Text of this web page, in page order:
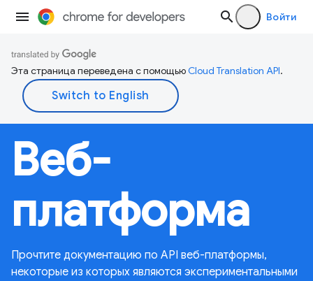
Войти
Эта страница переведена с помощьюCloud Translation API.
Веб-
платформа
Прочтите документацию по API веб-платформы,
некоторые из которых являются экспериментальными